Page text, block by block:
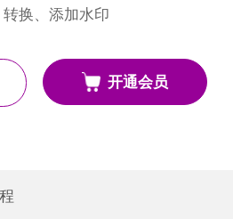
换、添加水印
开通会员